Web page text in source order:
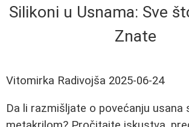
Silikoni u Usnama: Sve
Znate
Vitomirka Radivojša 2025-06-24
Da li razmišljate o povećanju usana